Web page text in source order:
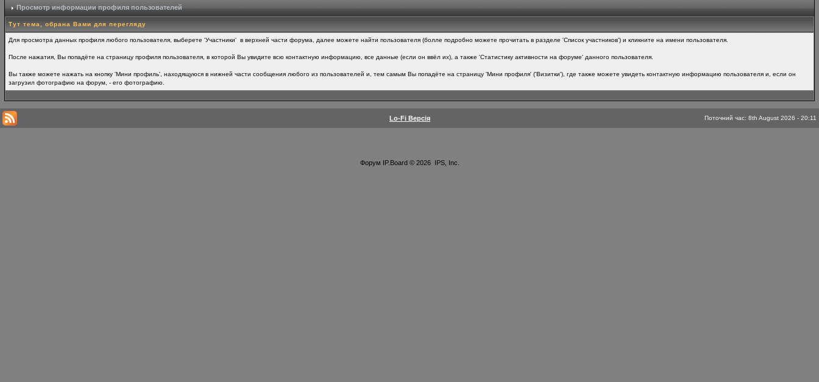
Просмотр информации профиля пользователей
Тут тема, обрана Вами для перегляду
Для просмотра данных профиля любого пользователя, выберете 'Участники' в верхней части форума, далее можете найти пользователя (болле подробно можете прочитать в разделе 'Список участников') и кликните на имени пользователя.
После нажатия, Вы попадёте на страницу профиля пользователя, в которой Вы увидите всю контактную информацию, все данные (если он ввёл их), а также 'Статистику активности на форуме' данного пользователя.
Вы также можете нажать на кнопку 'Мини профиль', находящуюся в нижней части сообщения любого из пользователей и, тем самым Вы попадёте на страницу 'Мини профиля' ('Визитки'), где также можете увидеть контактную информацию пользователя и, если он
загрузил фотографию на форум, - его фотографию.
Lo-Fi Версія Поточний час: 8th August 2026 - 20:11
Форум IP.Board© 2026 IPS, Inc